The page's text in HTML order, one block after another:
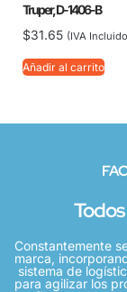
Truper, D-1406-B
$31.65 (IVA
Añadir al carrito
Constantemente
marca,
sistema de
para agilizar los